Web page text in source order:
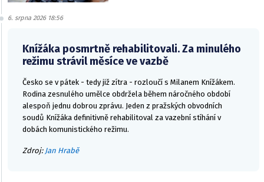
6. srpna 2026 18:56
Knížáka posmrtně rehabilitovali. Za minulého
režimu strávil měsíce ve vazbě
Česko se v pátek - tedy již zítra - rozloučí s Milanem Knížákem.
Rodina zesnulého umělce obdržela během náročného období
alespoň jednu dobrou zprávu. Jeden z pražských obvodních
soudů Knížáka definitivně rehabilitoval za vazební stíhání v
dobách komunistického režimu.
Zdroj: Jan Hrabě